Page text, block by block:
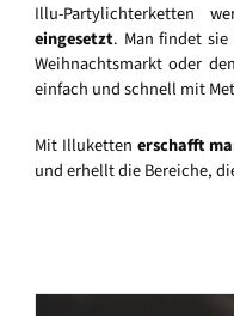
Illu-Partylichterketten
eingesetzt. Man findet sie
Weihnachtsmarkt oder
einfach und schnell mit
Mit Illukettenerschafft
und erhellt die Bereiche,